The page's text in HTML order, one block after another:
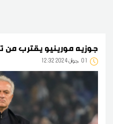
جوزيه مورينيو يقترب من
01 12:32 2024 جوان